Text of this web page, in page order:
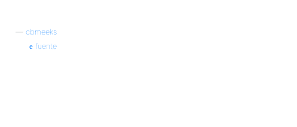
cbmeeks
fuente